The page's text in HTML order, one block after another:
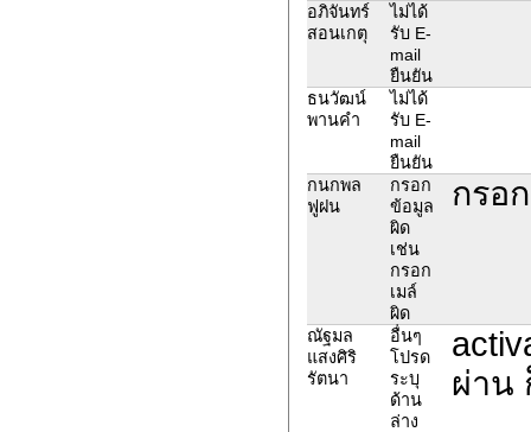
อภิจันทร์
สอนเกตุ
ไม่ได้
รับ E-
mail
ยืนยัน
ธนวัฒน์
พานคำ
ไม่ได้
รับ E-
mail
ยืนยัน
กนกพล
ฟูฝน
กรอก
ข้อมูล
ผิด
เช่น
กรอก
เมล์
ผิด
กรอ
ณัฐมล
แสงศิริ
รัตนา
อื่นๆ
โปรด
ระบุ
ด้าน
ล่าง
ผ่าน